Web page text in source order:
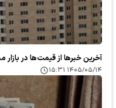
آخرین خبر‌ها از قیمت‌ها در
۱۴۰۵/۰۵/۱۴ ۱۵:۳۱